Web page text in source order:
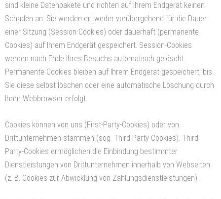
sind kleine Datenpakete und richten auf Ihrem Endgerät keinen
Schaden an. Sie werden entweder vorübergehend für die Dauer
einer Sitzung (Session-Cookies) oder dauerhaft (permanente
Cookies) auf Ihrem Endgerät gespeichert. Session-Cookies
werden nach Ende Ihres Besuchs automatisch gelöscht.
Permanente Cookies bleiben auf Ihrem Endgerät gespeichert, bis
Sie diese selbst löschen oder eine automatische Löschung durch
Ihren Webbrowser erfolgt.
Cookies können von uns (First-Party-Cookies) oder von
Drittunternehmen stammen (sog. Third-Party-Cookies). Third-
Party-Cookies ermöglichen die Einbindung bestimmter
Dienstleistungen von Drittunternehmen innerhalb von Webseiten
(z. B. Cookies zur Abwicklung von Zahlungsdienstleistungen).